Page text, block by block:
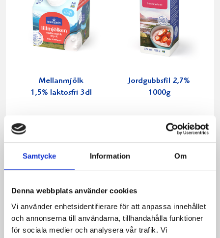
Samtycke Information Om
Denna webbplats använder cookies
Vi använder enhetsidentifierare för att anpassa innehållet
och annonserna till användarna, tillhandahålla funktioner
för sociala medier och analysera vår trafik. Vi
Mellanmjölk
1,5% laktosfri 3dl
Jordgubbsfil 2,7%
1000g